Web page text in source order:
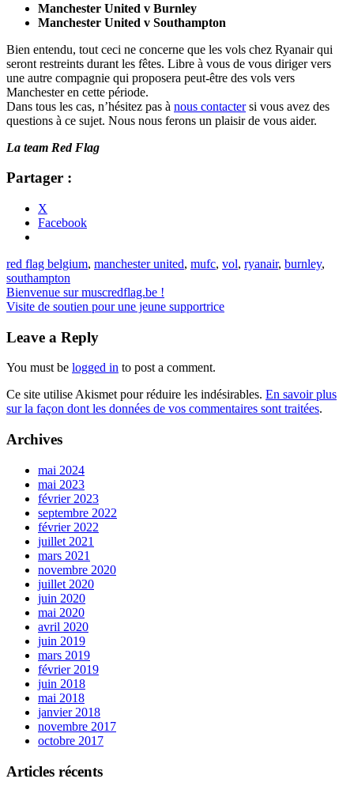
Manchester United v Burnley
Manchester United v Southampton
Bien entendu, tout ceci ne concerne que les vols chez Ryanair qui
seront restreints durant les fêtes. Libre à vous de vous diriger vers
une autre compagnie qui proposera peut-être des vols vers
Manchester en cette période.
Dans tous les cas, n’hésitez pas à nous contactersi vous avez des
questions à ce sujet. Nous nous ferons un plaisir de vous aider.
La team Red Flag
Partager :
X
Facebook
red flag belgium, manchester united, mufc, vol, ryanair, burnley,
southampton
Bienvenue sur muscredflag.be !
Visite de soutien pour une jeune supportrice
Leave a Reply
You must be logged in to post a comment.
Ce site utilise Akismet pour réduire les indésirables. En savoir plus
sur la façon dont les données de vos commentaires sont traitées.
Archives
mai 2024
mai 2023
février 2023
septembre 2022
février 2022
juillet 2021
mars 2021
novembre 2020
juillet 2020
juin 2020
mai 2020
avril 2020
juin 2019
mars 2019
février 2019
juin 2018
mai 2018
janvier 2018
novembre 2017
octobre 2017
Articles récents